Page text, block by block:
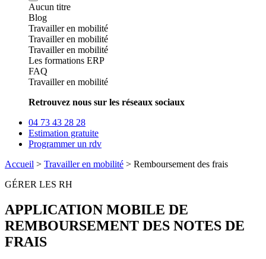
Aucun titre
Blog
Travailler en mobilité
Travailler en mobilité
Travailler en mobilité
Les formations ERP
FAQ
Travailler en mobilité
Retrouvez nous sur les réseaux sociaux
04 73 43 28 28
Estimation gratuite
Programmer un rdv
Accueil > Travailler en mobilité > Remboursement des frais
GÉRER LES RH
APPLICATION MOBILE DE
REMBOURSEMENT DES NOTES DE
FRAIS